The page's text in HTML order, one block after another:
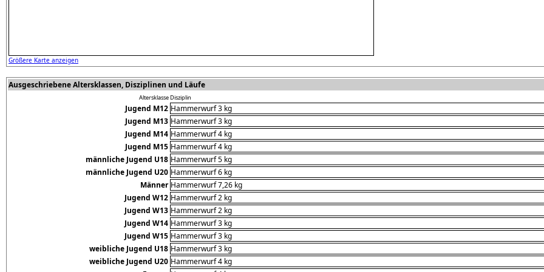
Größere Karte anzeigen
Ausgeschriebene Altersklassen, Disziplinen und Läufe
AltersklasseDisziplin
Jugend M12 Hammerwurf 3 kg
Jugend M13 Hammerwurf 3 kg
Jugend M14 Hammerwurf 4 kg
Jugend M15 Hammerwurf 4 kg
männliche Jugend U18 Hammerwurf 5 kg
männliche Jugend U20 Hammerwurf 6 kg
Männer Hammerwurf 7,26 kg
Jugend W12 Hammerwurf 2 kg
Jugend W13 Hammerwurf 2 kg
Jugend W14 Hammerwurf 3 kg
Jugend W15 Hammerwurf 3 kg
weibliche Jugend U18 Hammerwurf 3 kg
weibliche Jugend U20 Hammerwurf 4 kg